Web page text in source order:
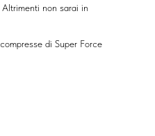
non sarai in
di Super Force